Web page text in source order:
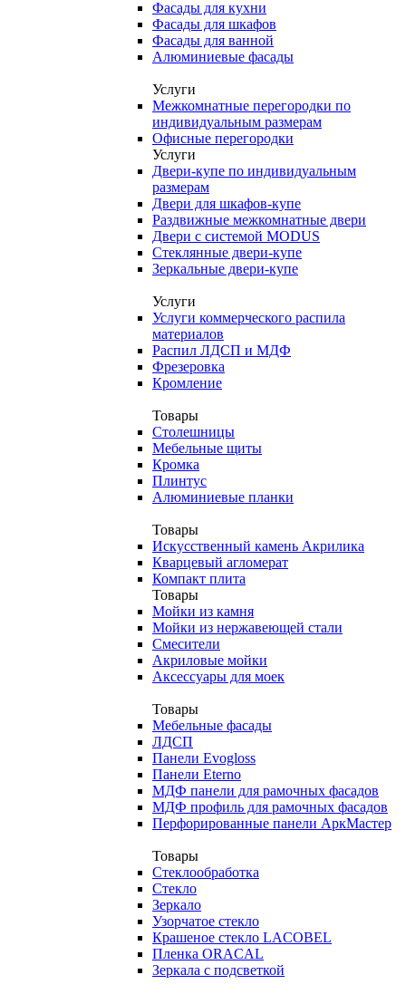
Фасады для кухни
Фасады для шкафов
Фасады для ванной
Алюминиевые фасады
Услуги
Межкомнатные перегородки по
индивидуальным размерам
Офисные перегородки
Услуги
Двери-купе по индивидуальным
размерам
Двери для шкафов-купе
Раздвижные межкомнатные двери
Двери с системой MODUS
Стеклянные двери-купе
Зеркальные двери-купе
Услуги
Услуги коммерческого распила
материалов
Распил ЛДСП и МДФ
Фрезеровка
Кромление
Товары
Столешницы
Мебельные щиты
Кромка
Плинтус
Алюминиевые планки
Товары
Искусственный камень Акрилика
Кварцевый агломерат
Компакт плита
Товары
Мойки из камня
Мойки из нержавеющей стали
Смесители
Акриловые мойки
Аксессуары для моек
Товары
Мебельные фасады
ЛДСП
Панели Evogloss
Панели Eterno
МДФ панели для рамочных фасадов
МДФ профиль для рамочных фасадов
Перфорированные панели АркМастер
Товары
Стеклообработка
Стекло
Зеркало
Узорчатое стекло
Крашеное стекло LACOBEL
Пленка ORACAL
Зеркала с подсветкой